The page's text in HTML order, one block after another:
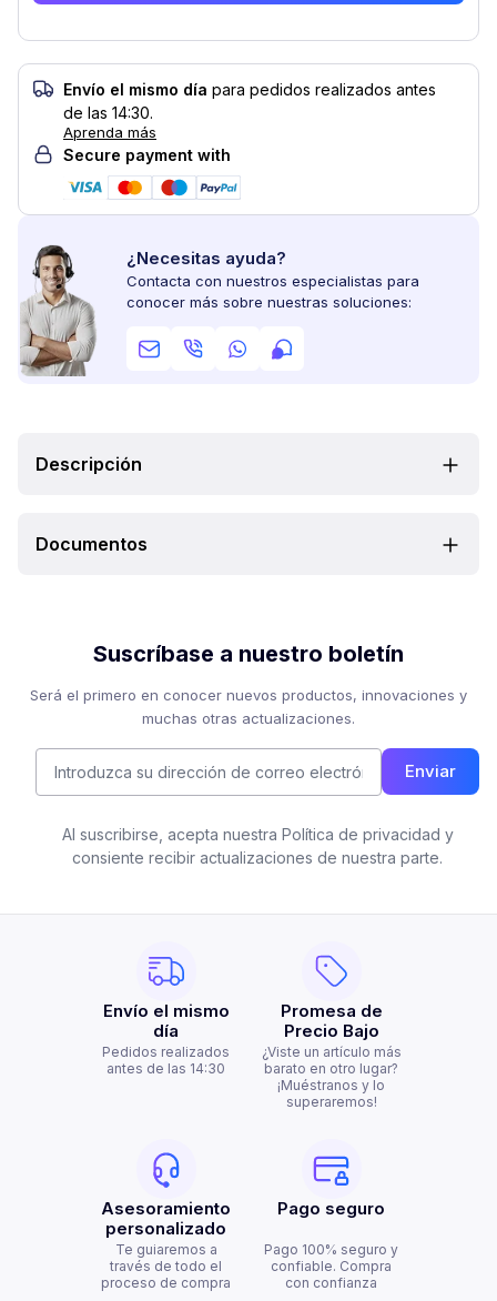
Envío el mismo día para pedidos realizados antes
de las 14:30.
Aprenda más
Secure payment with
¿Necesitas ayuda?
Contacta con nuestros especialistas para
conocer más sobre nuestras soluciones:
Descripción
Documentos
Suscríbase a nuestro boletín
Será el primero en conocer nuevos productos, innovaciones y
muchas otras actualizaciones.
Enviar
Al suscribirse, acepta nuestra Política de privacidad y
consiente recibir actualizaciones de nuestra parte.
Envío el mismo
día
Pedidos realizados
antes de las 14:30
Promesa de
Precio Bajo
¿Viste un artículo más
barato en otro lugar?
¡Muéstranos y lo
superaremos!
Asesoramiento
personalizado
Te guiaremos a
través de todo el
proceso de compra
Pago seguro
Pago 100% seguro y
confiable. Compra
con confianza